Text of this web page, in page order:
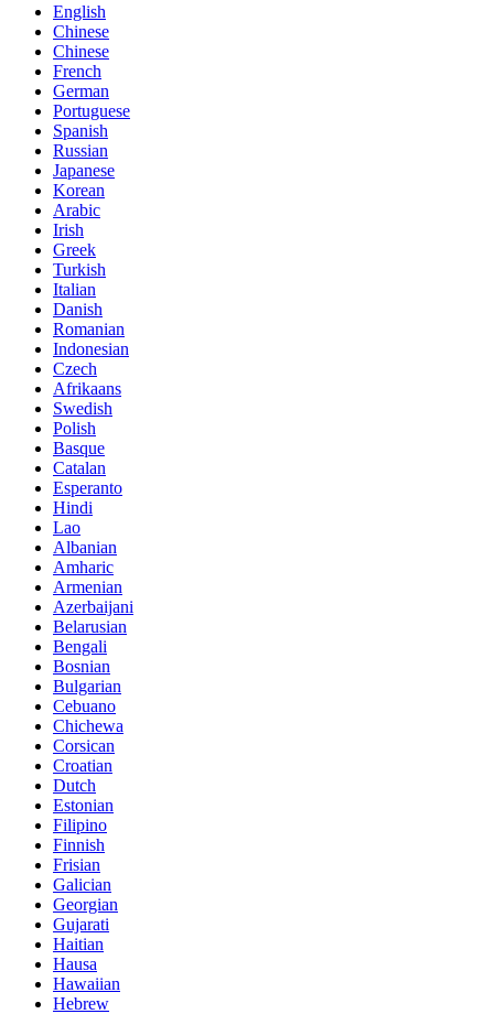
English
Chinese
Chinese
French
German
Portuguese
Spanish
Russian
Japanese
Korean
Arabic
Irish
Greek
Turkish
Italian
Danish
Romanian
Indonesian
Czech
Afrikaans
Swedish
Polish
Basque
Catalan
Esperanto
Hindi
Lao
Albanian
Amharic
Armenian
Azerbaijani
Belarusian
Bengali
Bosnian
Bulgarian
Cebuano
Chichewa
Corsican
Croatian
Dutch
Estonian
Filipino
Finnish
Frisian
Galician
Georgian
Gujarati
Haitian
Hausa
Hawaiian
Hebrew